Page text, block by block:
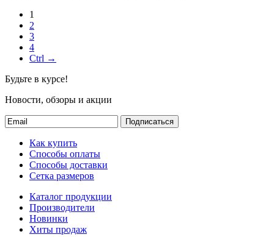
1
2
3
4
Ctrl →
Будьте в курсе!
Новости, обзоры и акции
Подписаться
Как купить
Способы оплаты
Способы доставки
Сетка размеров
Каталог продукции
Производители
Новинки
Хиты продаж